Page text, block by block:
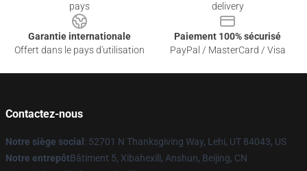
pays
delivery
Garantie internationale
Offert dans le pays d'utilisation
Paiement 100% sécurisé
PayPal / MasterCard / Visa
Contactez-nous
Notre siège social : 52701 N Thanksgiving Way, Lehi, UT 84043, US
Notre entrepôtBâtiment 5, Xibahexili, Anshun, Beijing, CN